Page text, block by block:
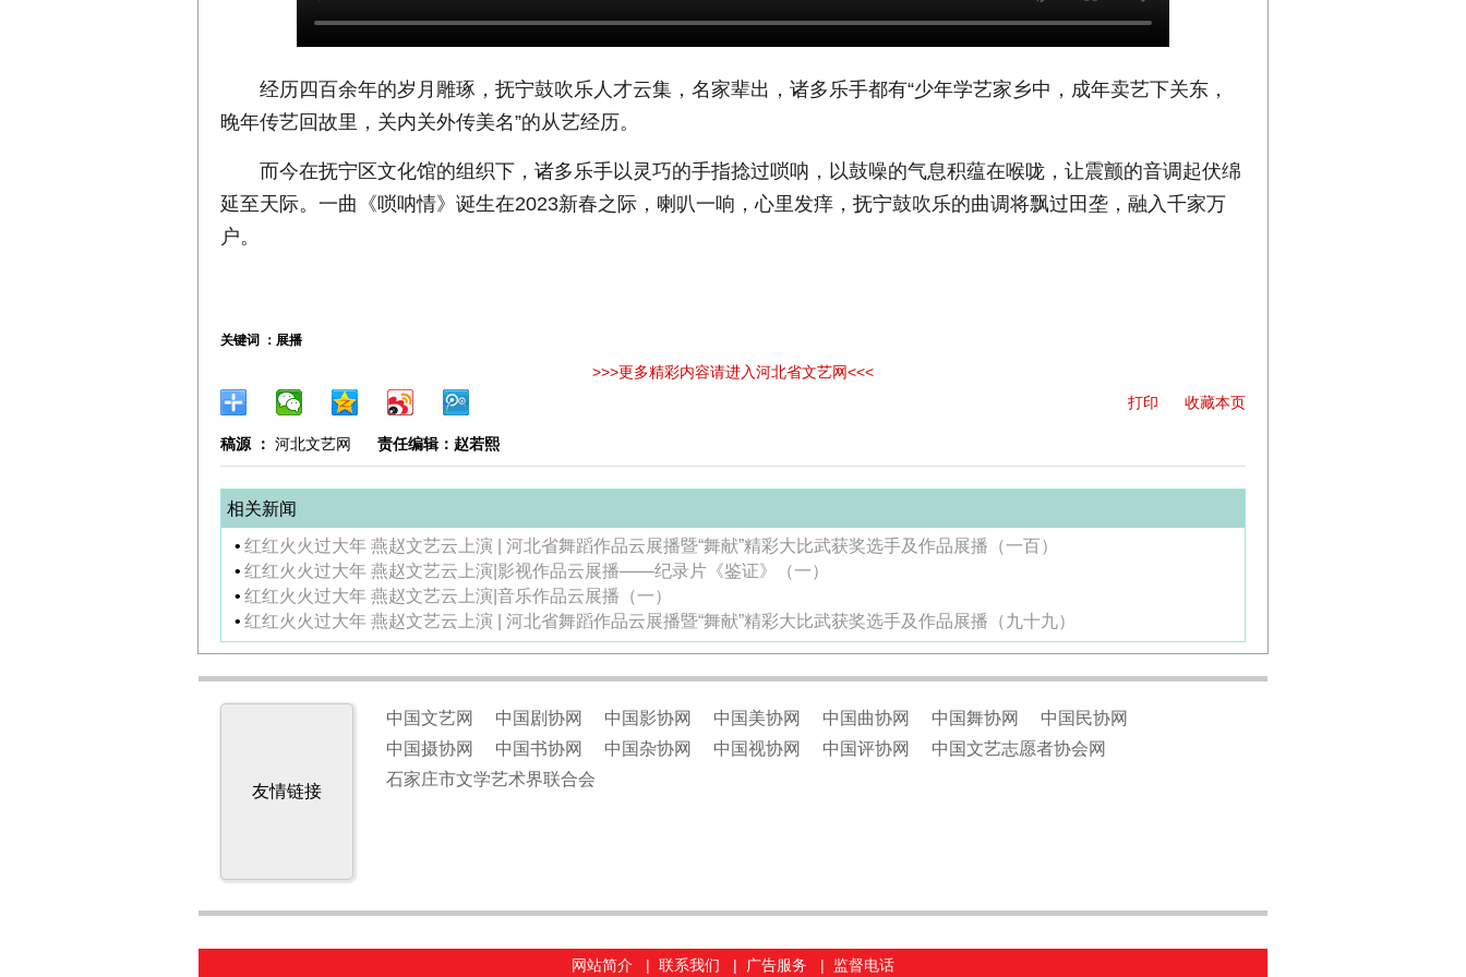
经历四百余年的岁月雕琢，抚宁鼓吹乐人才云集，名家辈出，诸多乐手都有“少年学艺家乡中，成年卖艺下关东，
晚年传艺回故里，关内关外传美名”的从艺经历。
而今在抚宁区文化馆的组织下，诸多乐手以灵巧的手指捻过唢呐，以鼓噪的气息积蕴在喉咙，让震颤的音调起伏绵
延至天际。一曲《唢呐情》诞生在2023新春之际，喇叭一响，心里发痒，抚宁鼓吹乐的曲调将飘过田垄，融入千家万
户。
关键词 ： 展播
>>>更多精彩内容请进入河北省文艺网<<<
打印
收藏本页
稿源 ： 河北文艺网 责任编辑：赵若熙
相关新闻
• 红红火火过大年 燕赵文艺云上演 | 河北省舞蹈作品云展播暨“舞献”精彩大比武获奖选手及作品展播（一百）
• 红红火火过大年 燕赵文艺云上演|影视作品云展播——纪录片《鉴证》（一）
• 红红火火过大年 燕赵文艺云上演|音乐作品云展播（一）
• 红红火火过大年 燕赵文艺云上演 | 河北省舞蹈作品云展播暨“舞献”精彩大比武获奖选手及作品展播（九十九）
友情链接
中国文艺网 中国剧协网 中国影协网 中国美协网 中国曲协网 中国舞协网
中国民协网
中国摄协网
中国书协网 中国杂协网 中国视协网 中国评协网
中国文艺志愿者协会网
石家庄市文学艺术界联合会
网站简介 | 联系我们 | 广告服务 | 监督电话